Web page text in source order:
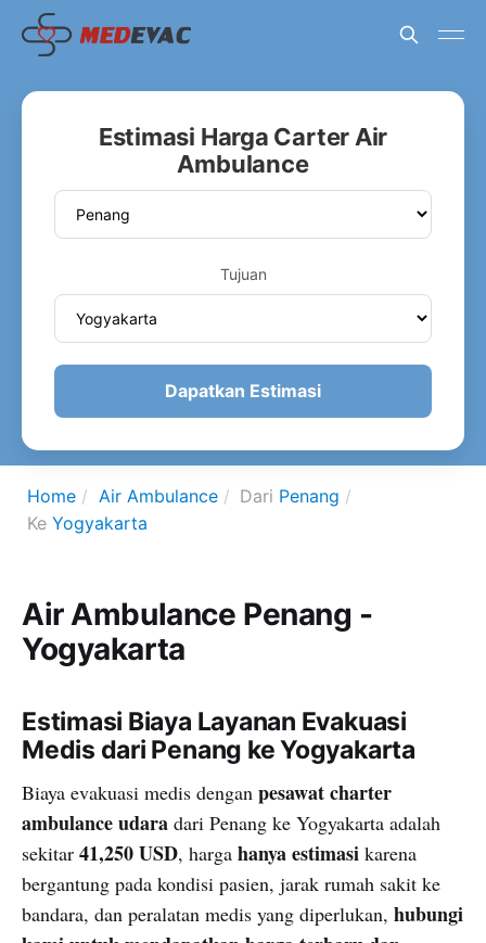
Estimasi Harga Carter Air
Ambulance
Tujuan
Dapatkan Estimasi
Home Air Ambulance Dari Penang
Ke Yogyakarta
Air Ambulance Penang -
Yogyakarta
Estimasi Biaya Layanan Evakuasi
Medis dari Penang ke Yogyakarta
Biaya evakuasi medis dengan pesawat charter
ambulance udara dari Penang ke Yogyakarta adalah
sekitar 41,250 USD, harga hanya estimasi karena
bergantung pada kondisi pasien, jarak rumah sakit ke
bandara, dan peralatan medis yang diperlukan, hubungi